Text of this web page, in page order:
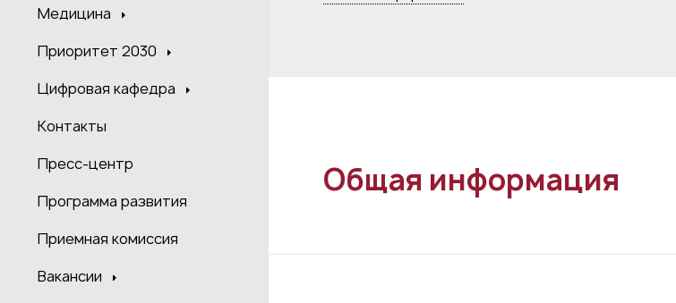
Медицина
Приоритет 2030
Цифровая кафедра
Контакты
Пресс-центр
Программа развития
Приемная комиссия
Вакансии
Общая информация